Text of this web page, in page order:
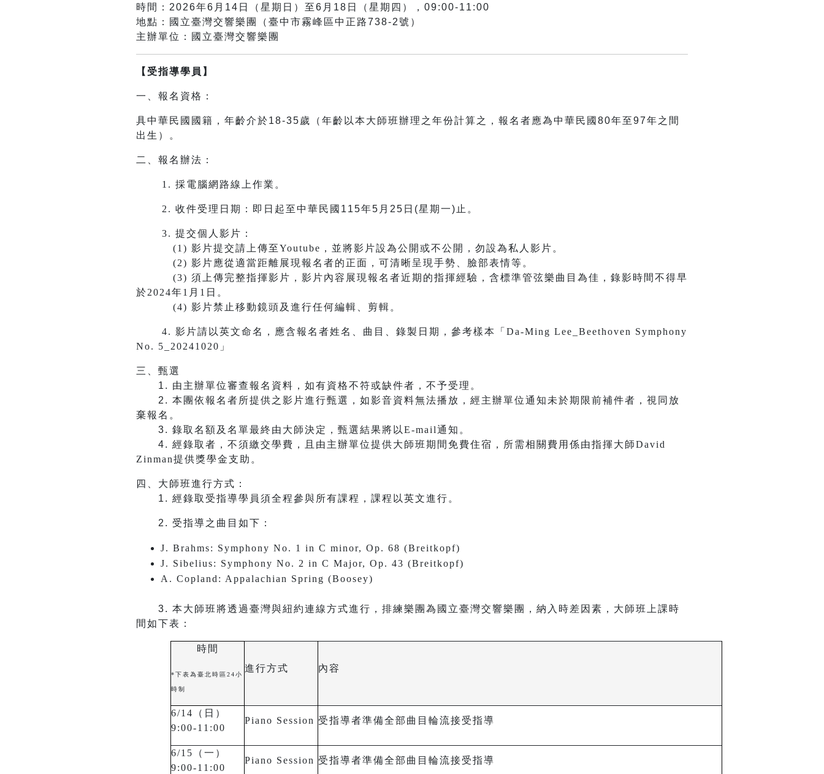
時間：2026年6月14日（星期日）至6月18日（星期四），09:00-11:00
地點：國立臺灣交響樂團（臺中市霧峰區中正路738-2號）
主辦單位：國立臺灣交響樂團
【受指導學員】
一、報名資格：
具中華民國國籍，年齡介於18-35歲（年齡以本大師班辦理之年份計算之，報名者應為中華民國80年至97年之間
出生）。
二、報名辦法：
1. 採電腦網路線上作業。
2. 收件受理日期：即日起至中華民國115年5月25日(星期一)止。
3. 提交個人影片：
(1) 影片提交請上傳至Youtube，並將影片設為公開或不公開，勿設為私人影片。
(2) 影片應從適當距離展現報名者的正面，可清晰呈現手勢、臉部表情等。
(3) 須上傳完整指揮影片，影片內容展現報名者近期的指揮經驗，含標準管弦樂曲目為佳，錄影時間不得早
於2024年1月1日。
(4) 影片禁止移動鏡頭及進行任何編輯、剪輯。
4. 影片請以英文命名，應含報名者姓名、曲目、錄製日期，參考樣本「Da-Ming Lee_Beethoven Symphony
No. 5_20241020」
三、甄選
1. 由主辦單位審查報名資料，如有資格不符或缺件者，不予受理。
2. 本團依報名者所提供之影片進行甄選，如影音資料無法播放，經主辦單位通知未於期限前補件者，視同放
棄報名。
3. 錄取名額及名單最終由大師決定，甄選結果將以E-mail通知。
4. 經錄取者，不須繳交學費，且由主辦單位提供大師班期間免費住宿，所需相關費用係由指揮大師David
Zinman提供獎學金支助。
四、大師班進行方式：
1. ​​​​​​經錄取受指導學員須全程參與所有課程，課程以英文進行。
2. 受指導之曲目如下：
J. Brahms: Symphony No. 1 in C minor, Op. 68 (Breitkopf)
J. Sibelius: Symphony No. 2 in C Major, Op. 43 (Breitkopf)
A. Copland: Appalachian Spring (Boosey)
3. 本大師班將透過臺灣與紐約連線方式進行，排練樂團為國立臺灣交響樂團，納入時差因素，大師班上課時
間如下表：
時間
*下表為臺北時區24小
時制
進行方式 內容
6/14（日）
9:00-11:00
Piano Session 受指導者準備全部曲目輪流接受指導
6/15（一）
9:00-11:00
Piano Session 受指導者準備全部曲目輪流接受指導